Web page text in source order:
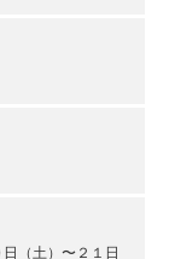
（土）〜２１日